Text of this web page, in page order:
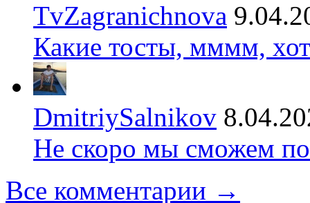
TvZagranichnova
Какие тосты, мммм,
DmitriySalnikov
Не скоро мы сможем
Все комментарии →